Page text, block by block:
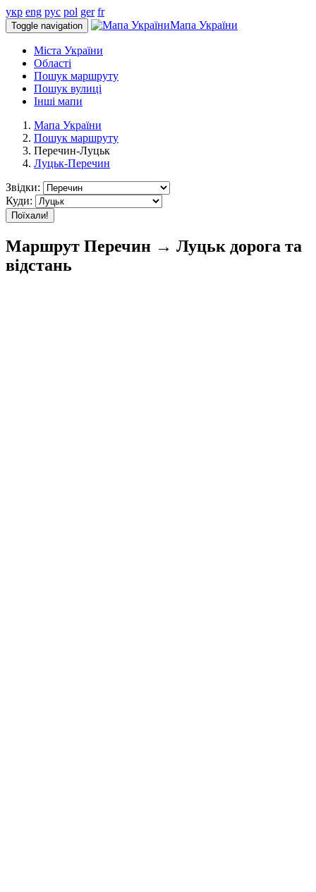
укр eng рус pol ger fr
Toggle navigation Мапа України
Міста України
Області
Пошук маршруту
Пошук вулиці
Інші мапи
Мапа України
Пошук маршруту
Перечин-Луцьк
Луцьк-Перечин
Звідки:
Куди:
Поїхали!
Маршрут Перечин → Луцьк дорога та
відстань